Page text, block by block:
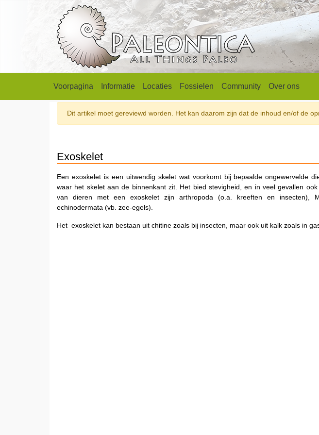
Voorpagina Informatie Locaties Fossielen Community Over ons
Dit artikel moet gereviewd worden. Het kan daarom zijn dat de inhoud en/of de
Exoskelet
Een exoskelet is een uitwendig skelet wat voorkomt bij bepaalde ongewervelde
waar het skelet aan de binnenkant zit. Het bied stevigheid, en in veel gevallen
van dieren met een exoskelet zijn arthropoda (o.a. kreeften en insecten),
echinodermata (vb. zee-egels).
Het exoskelet kan bestaan uit chitine zoals bij insecten, maar ook uit kalk zoals in